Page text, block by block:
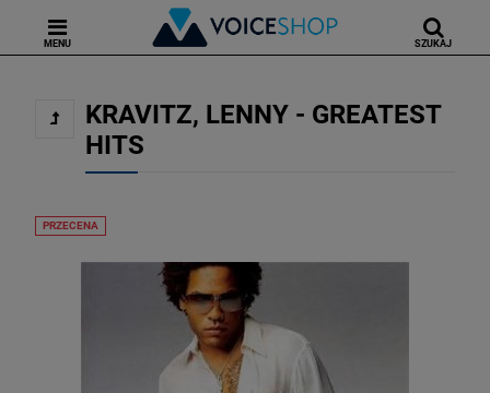
MENU SZUKAJ
KRAVITZ, LENNY - GREATEST
HITS
PRZECENA